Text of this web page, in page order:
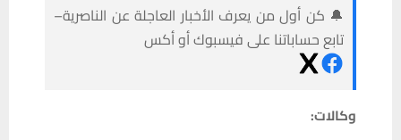
🔔 كن أول من يعرف الأخبار العاجلة عن الناصرية–
تابع حساباتنا على فيسبوك أو أكس
وكالات: